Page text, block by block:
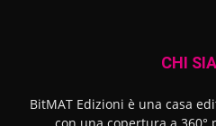
CHI
BitMAT Edizioni è una casa